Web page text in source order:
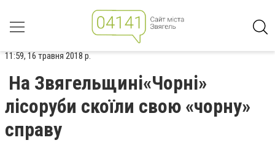
11:59, 16 травня 2018 р.
На Звягельщині«Чорні»
лісоруби скоїли свою «чорну»
справу